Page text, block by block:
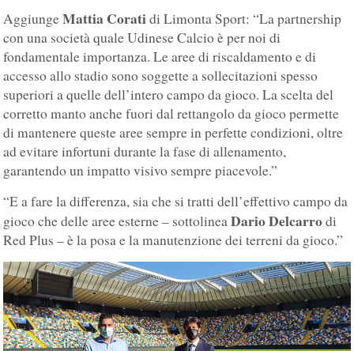
AggiungeMattia Coratidi Limonta Sport: “La partnership
con una società quale Udinese Calcio è per noi di
fondamentale importanza. Le aree di riscaldamento e di
accesso allo stadio sono soggette a sollecitazioni spesso
superiori a quelle dell’intero campo da gioco. La scelta del
corretto manto anche fuori dal rettangolo da gioco permette
di mantenere queste aree sempre in perfette condizioni, oltre
ad evitare infortuni durante la fase di allenamento,
garantendo un impatto visivo sempre piacevole.”
“E a fare la differenza, sia che si tratti dell’effettivo campo da
gioco che delle aree esterne – sottolineaDario Delcarrodi
Red Plus – è la posa e la manutenzione dei terreni da gioco.”